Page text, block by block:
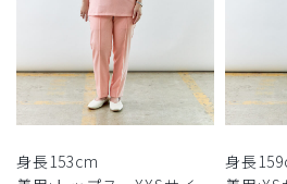
身長153cm
身長